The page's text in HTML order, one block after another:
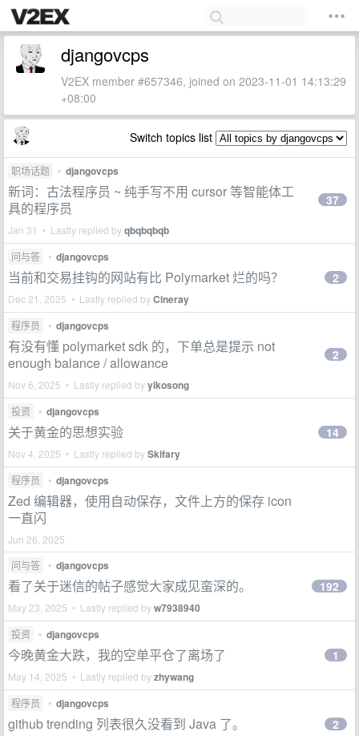
djangovcps
V2EX member #657346, joined on 2023-11-01 14:13:29
+08:00
Switch topics list
职场话题 • djangovcps
新词：古法程序员 ~ 纯手写不用 cursor 等智能体工
具的程序员
Jan 31 • Lastly replied byqbqbqbqb
37
问与答 • djangovcps
当前和交易挂钩的网站有比 Polymarket 烂的吗？
Dec 21, 2025 • Lastly replied byCineray
2
程序员 • djangovcps
有没有懂 polymarket sdk 的，下单总是提示 not
enough balance / allowance
Nov 6, 2025 • Lastly replied byyikosong
2
投资 • djangovcps
关于黄金的思想实验
Nov 4, 2025 • Lastly replied bySkifary
14
程序员 • djangovcps
Zed 编辑器，使用自动保存，文件上方的保存 icon
一直闪
Jun 26, 2025
问与答
• djangovcps
看了关于迷信的帖子感觉大家成见蛮深的。
May 23, 2025 • Lastly replied byw7938940
192
投资 • djangovcps
今晚黄金大跌，我的空单平仓了离场了
May 14, 2025 • Lastly replied byzhywang
1
程序员 • djangovcps
github trending 列表很久没看到 Java 了。 2